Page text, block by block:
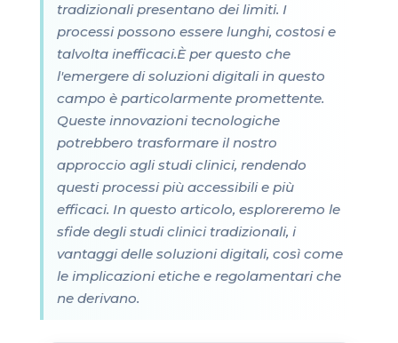
tradizionali presentano dei limiti. I
processi possono essere lunghi, costosi e
talvolta inefficaci.È per questo che
l'emergere di soluzioni digitali in questo
campo è particolarmente promettente.
Queste innovazioni tecnologiche
potrebbero trasformare il nostro
approccio agli studi clinici, rendendo
questi processi più accessibili e più
efficaci. In questo articolo, esploreremo le
sfide degli studi clinici tradizionali, i
vantaggi delle soluzioni digitali, così come
le implicazioni etiche e regolamentari che
ne derivano.